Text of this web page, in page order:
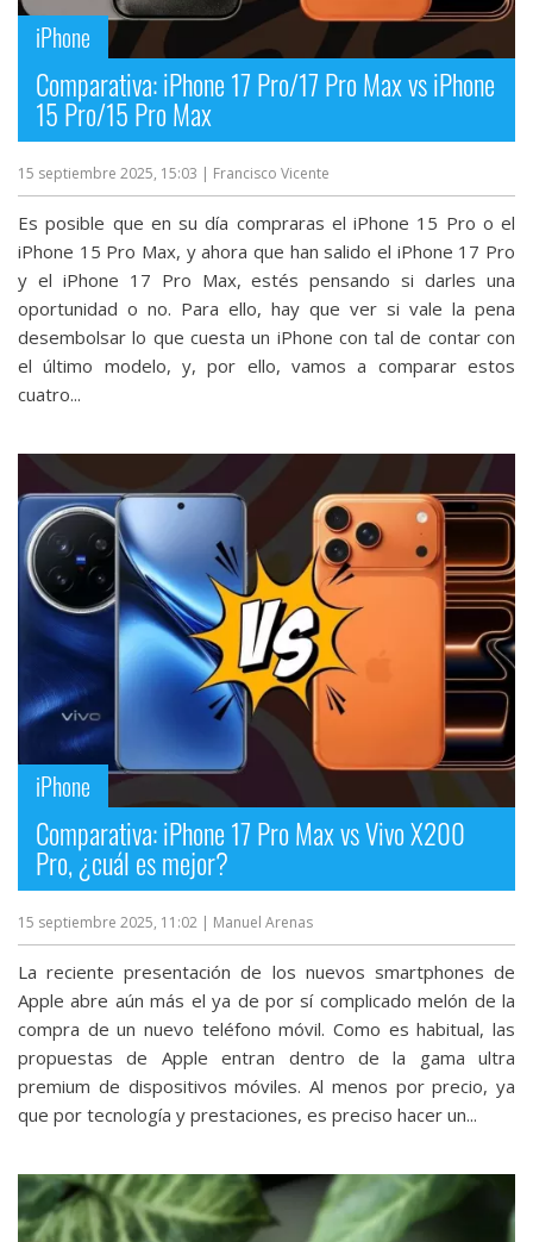
iPhone
Comparativa: iPhone 17 Pro/17 Pro Max vs iPhone
15 Pro/15 Pro Max
15 septiembre 2025, 15:03 | Francisco Vicente
Es posible que en su día compraras el iPhone 15 Pro o el
iPhone 15 Pro Max, y ahora que han salido el iPhone 17 Pro
y el iPhone 17 Pro Max, estés pensando si darles una
oportunidad o no. Para ello, hay que ver si vale la pena
desembolsar lo que cuesta un iPhone con tal de contar con
el último modelo, y, por ello, vamos a comparar estos
cuatro...
iPhone
Comparativa: iPhone 17 Pro Max vs Vivo X200
Pro, ¿cuál es mejor?
15 septiembre 2025, 11:02 | Manuel Arenas
La reciente presentación de los nuevos smartphones de
Apple abre aún más el ya de por sí complicado melón de la
compra de un nuevo teléfono móvil. Como es habitual, las
propuestas de Apple entran dentro de la gama ultra
premium de dispositivos móviles. Al menos por precio, ya
que por tecnología y prestaciones, es preciso hacer un...